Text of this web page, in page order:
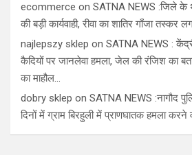
ecommerce on SATNA NEWS :जिले के
की बड़ी कार्यवाही, रीवा का शातिर गाँजा तस्कर
najlepszy sklep on SATNA NEWS :
कैदियों पर जानलेवा हमला, जेल की रंजिश का
का माहौल…
dobry sklep on SATNA NEWS :नागौद
दिनों में ग्राम बिरहुली में प्राणघातक हमला करने